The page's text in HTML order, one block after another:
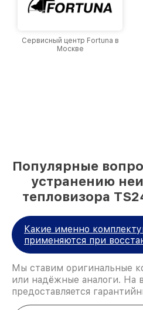
Сервисный центр Fortuna в
Москве
Популярные
устранению
тепловизора
Какие именно
применяются при
Мы ставим оригинальные
или надёжные аналоги. На
предоставляется